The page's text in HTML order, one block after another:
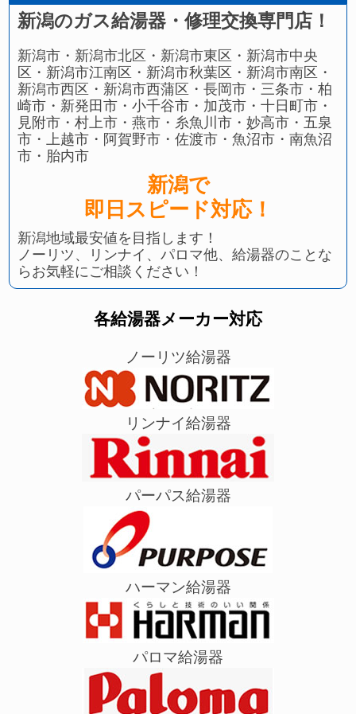
新潟のガス給湯器・修理交換専門店！
新潟市・新潟市北区・新潟市東区・新潟市中央
区・新潟市江南区・新潟市秋葉区・新潟市南区・
新潟市西区・新潟市西蒲区・長岡市・三条市・柏
崎市・新発田市・小千谷市・加茂市・十日町市・
見附市・村上市・燕市・糸魚川市・妙高市・五泉
市・上越市・阿賀野市・佐渡市・魚沼市・南魚沼
市・胎内市
新潟で
即日スピード対応！
新潟地域最安値を目指します！
ノーリツ、リンナイ、パロマ他、給湯器のことな
らお気軽にご相談ください！
各給湯器メーカー対応
ノーリツ給湯器
リンナイ給湯器
パーパス給湯器
ハーマン給湯器
パロマ給湯器